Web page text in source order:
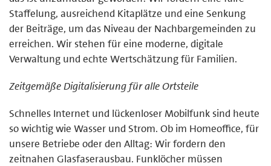
Staffelung, ausreichend Kitaplätze und eine Senkung
der Beiträge, um das Niveau der Nachbargemeinden zu
erreichen. Wir stehen für eine moderne, digitale
Verwaltung und echte Wertschätzung für Familien.
Zeitgemäße Digitalisierung für alle Ortsteile
Schnelles Internet und lückenloser Mobilfunk sind heute
so wichtig wie Wasser und Strom. Ob im Homeoffice, für
unsere Betriebe oder den Alltag: Wir fordern den
zeitnahen Glasfaserausbau. Funklöcher müssen